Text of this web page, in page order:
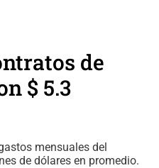
de
$ 5.3
mensuales del
de dólares en promedio.